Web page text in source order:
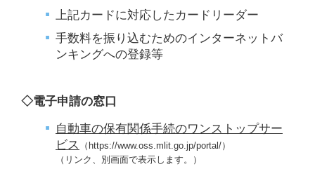
上記カードに対応したカードリーダー
手数料を振り込むためのインターネットバ
ンキングへの登録等
◇電子申請の窓口
自動車の保有関係手続のワンストップサー
ビス
（https://www.oss.mlit.go.jp/portal/）
（リンク、別画面で表示します。）